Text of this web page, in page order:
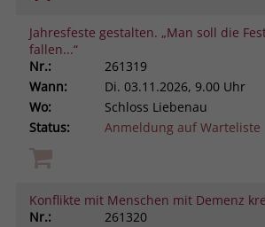
Jahresfeste gestalten. „Man soll die
fallen...“
Nr.:
261319
Wann:
Di. 03.11.2026, 9.00 Uhr
Wo:
Schloss Liebenau
Status:
Anmeldung auf Warteliste
Konflikte mit Menschen mit Demenz
Nr.:
261320